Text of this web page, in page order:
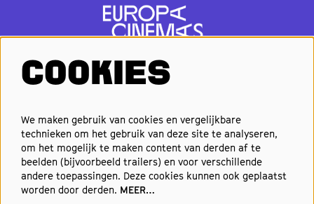
Elke week de beste films en
nieuwste premières in je inbox?
Schrijf je in voor onze nieuwsbrief!
COOKIES
We maken gebruik van cookies en vergelijkbare
technieken om het gebruik van deze site te analyseren,
om het mogelijk te maken content van derden af te
beelden (bijvoorbeeld trailers) en voor verschillende
andere toepassingen. Deze cookies kunnen ook geplaatst
worden door derden. MEER…